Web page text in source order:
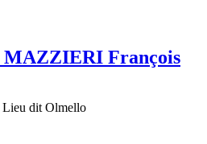
MAZZIERI François
dit Olmello